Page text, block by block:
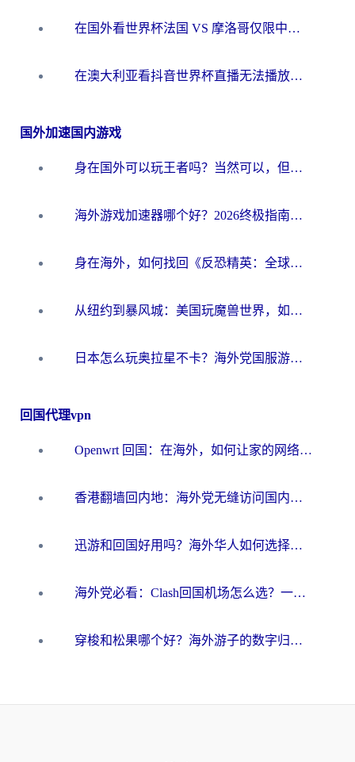
在国外看世界杯法国 VS 摩洛哥仅限中国大陆？别让地域限制拦下你的欢呼
在澳大利亚看抖音世界杯直播无法播放？海外党体育观赛终极指南来了！
国外加速国内游戏
身在国外可以玩王者吗？当然可以，但你需要这份“加速”指南
海外游戏加速器哪个好？2026终极指南帮你畅玩国服+解决卡顿难题
身在海外，如何找回《反恐精英：全球攻势》国服的丝滑手感？一份给你的终极指南
从纽约到暴风城：美国玩魔兽世界，如何找到你的最佳网络航线
日本怎么玩奥拉星不卡？海外党国服游戏加速器选择全攻略
回国代理vpn
Openwrt 回国：在海外，如何让家的网络触手可及
香港翻墙回内地：海外党无缝访问国内资源的加速器选择全攻略
迅游和回国好用吗？海外华人如何选择靠谱的回国加速器
海外党必看：Clash回国机场怎么选？一篇搞定无缝访问国内资源的全攻略
穿梭和松果哪个好？海外游子的数字归乡路，到底该怎么选